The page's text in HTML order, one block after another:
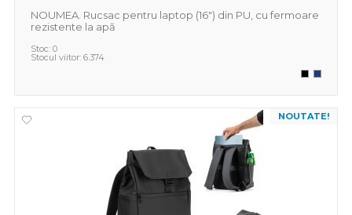
NOUMEA. Rucsac pentru laptop (16") din PU, cu fermoare
rezistente la apă
Stoc: 0
Stocul viitor: 6.374
NOUTATE!